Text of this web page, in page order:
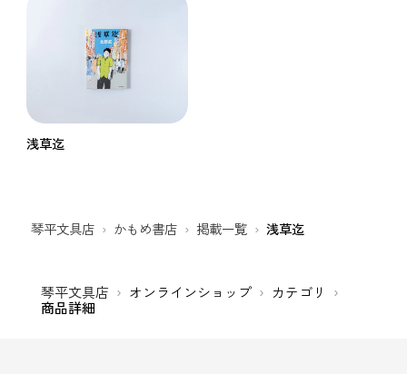
浅草迄
琴平文具店 かもめ書店 掲載一覧 浅草迄
琴平文具店 オンラインショップ
カテゴリ
商品詳細